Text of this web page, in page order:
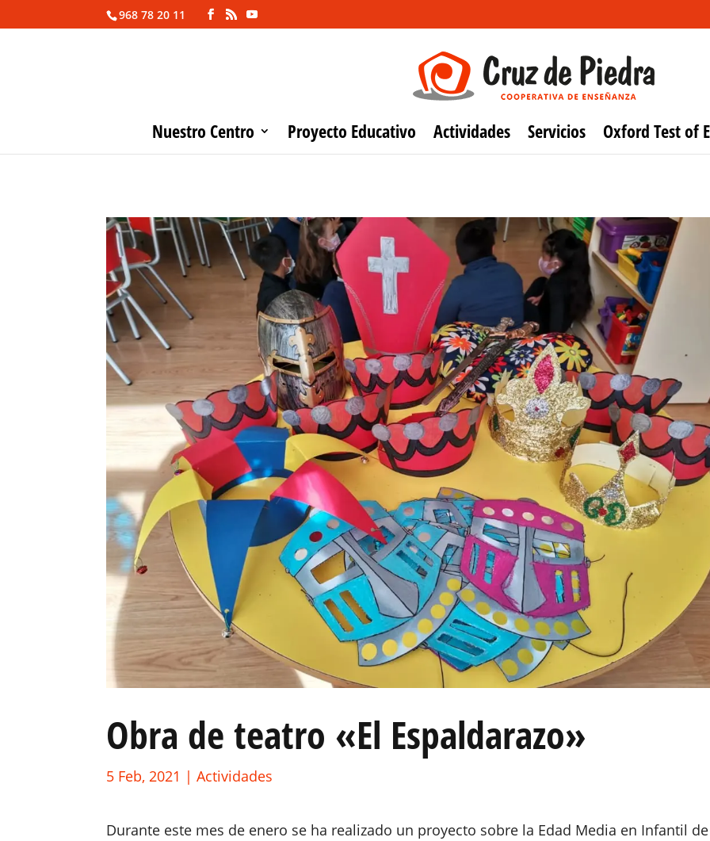
968 78 20 11
Nuestro Centro Proyecto Educativo Actividades Servicios Oxford Test of
Obra de teatro «El Espaldarazo»
5 Feb, 2021 |Actividades
Durante este mes de enero se ha realizado un proyecto sobre la Edad Media en Infantil